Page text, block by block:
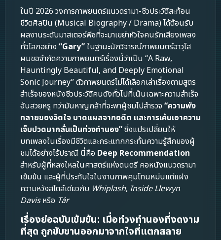
ในปี 2026 วงการภาพยนตร์แนวดรามา-ชีวประวัติสะท้อน
ชีวิตศิลปิน (Musical Biography / Drama) ได้ต้อนรับ
ผลงานระดับมาสเตอร์พีซที่จะมาเขย่าหัวใจคนรักเสียงเพลง
ทั่วโลกอย่าง “Gary”ในฐานะนักวิจารณ์ภาพยนตร์อาวุโส
ผมขอจำกัดความภาพยนตร์เรื่องนี้ว่าเป็น “A Raw,
Hauntingly Beautiful, and Deeply Emotional
Sonic Journey” ตัวภาพยนตร์ไม่ได้เลือกเล่าเรื่องตามสูตร
สำเร็จของหนังชีวประวัติคนดังทั่วไปที่เน้นเฉพาะความสำเร็จ
อันสวยหรู ทว่ามันหาญกล้าที่จะพาผู้ชมไปสำรวจ “ความพัง
ทลายของจิตใจ บาดแผลจากอดีต และการเค้นเอาความ
เจ็บปวดมากลั่นเป็นท่วงทำนอง”ซึ่งแปรเปลี่ยนให้
บทเพลงในเรื่องมีชีวิตและกระแทกกระทั้นความรู้สึกของผู้
ชมได้อย่างไร้ปราณี นี่คือ Deep Recommendation
สำหรับผู้ที่หลงใหลในศาสตร์แห่งดนตรี คอหนังแนวดรามา
เข้มข้น และผู้ที่ประทับใจในงานภาพคุมโทนหม่นแต่แฝง
ความหวังสไตล์เดียวกับ Whiplash, Inside Llewyn
Davisหรือ Tár
เรื่องย่อฉบับเข้มข้น: เมื่อท่วงทำนองที่งดงาม
ที่สุด ถูกขับขานออกมาจากใจที่แตกสลาย